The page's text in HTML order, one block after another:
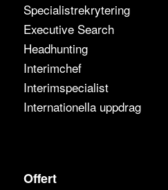
Specialistrekrytering
Executive Search
Headhunting
Interimchef
Interimspecialist
Internationella uppdrag
Offert